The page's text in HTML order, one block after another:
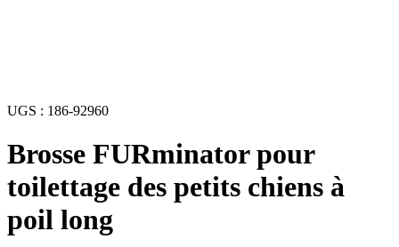
UGS : 186-92960
Brosse FURminator pour
toilettage des petits chiens à
poil long